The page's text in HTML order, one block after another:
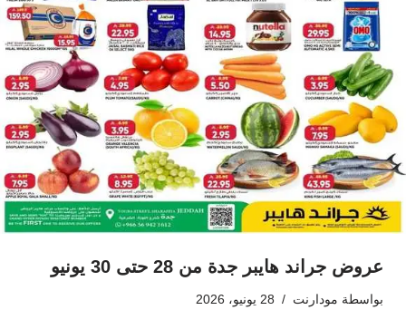
عروض جراند هايبر جدة من 28 حتى 30 يونيو
بواسطة مودارنت 28 يونيو، 2026